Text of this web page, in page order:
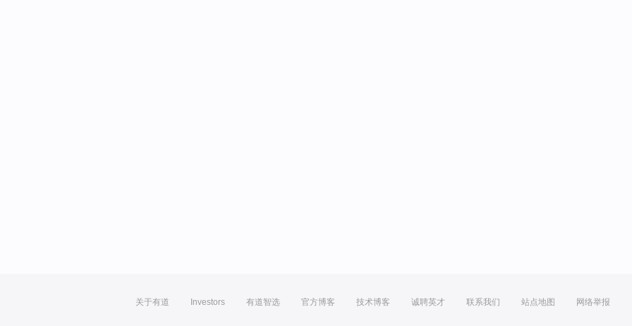
关于有道 Investors 有道智选 官方博客 技术博客 诚聘英才 联系我们 站点地图 网络举报